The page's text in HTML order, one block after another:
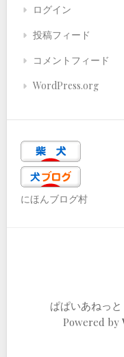
ログイン
投稿フィード
コメントフィード
WordPress.org
にほんブログ村
ぱぱいあねっ
Powered by